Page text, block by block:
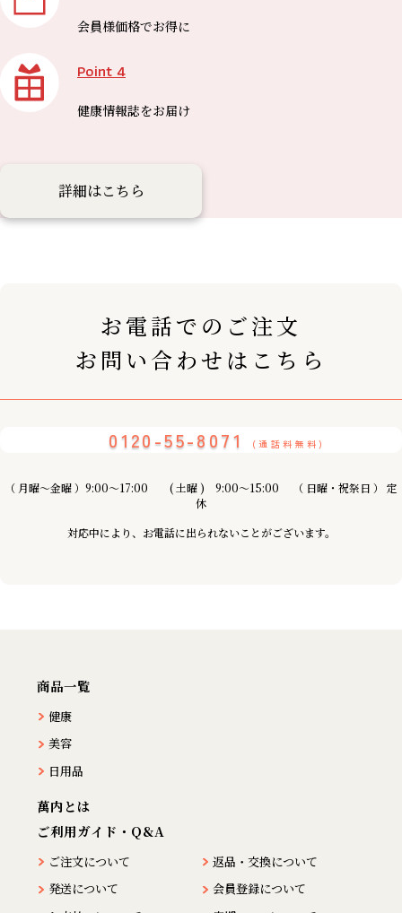
会員様価格でお得に
Point 4
健康情報誌をお届け
詳細はこちら
お電話でのご注文
お問い合わせはこちら
0120-55-8071 (通話料無料)
（ 月曜〜金曜 ）9:00～17:00 ( 土曜 ) 9:00〜15:00 （ 日曜・祝祭日 ） 定
休
対応中により、お電話に出られないことがございます。
商品一覧
健康
美容
日用品
萬内とは
ご利用ガイド・Q&A
ご注文について
返品・交換について
発送について
会員登録について